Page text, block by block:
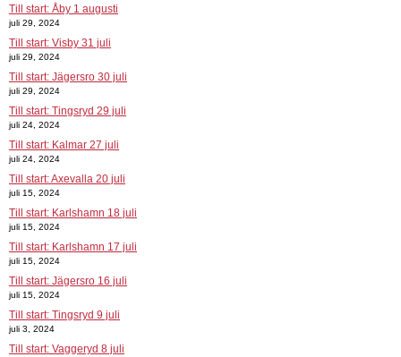
Till start: Åby 1 augusti
juli 29, 2024
Till start: Visby 31 juli
juli 29, 2024
Till start: Jägersro 30 juli
juli 29, 2024
Till start: Tingsryd 29 juli
juli 24, 2024
Till start: Kalmar 27 juli
juli 24, 2024
Till start: Axevalla 20 juli
juli 15, 2024
Till start: Karlshamn 18 juli
juli 15, 2024
Till start: Karlshamn 17 juli
juli 15, 2024
Till start: Jägersro 16 juli
juli 15, 2024
Till start: Tingsryd 9 juli
juli 3, 2024
Till start: Vaggeryd 8 juli